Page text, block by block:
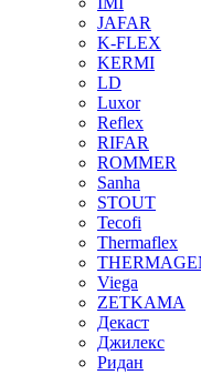
JAFAR
K-FLEX
KERMI
LD
Luxor
Reflex
RIFAR
ROMMER
Sanha
STOUT
Tecofi
Thermaflex
Viega
ZETKAMA
Декаст
Джилекс
Ридан